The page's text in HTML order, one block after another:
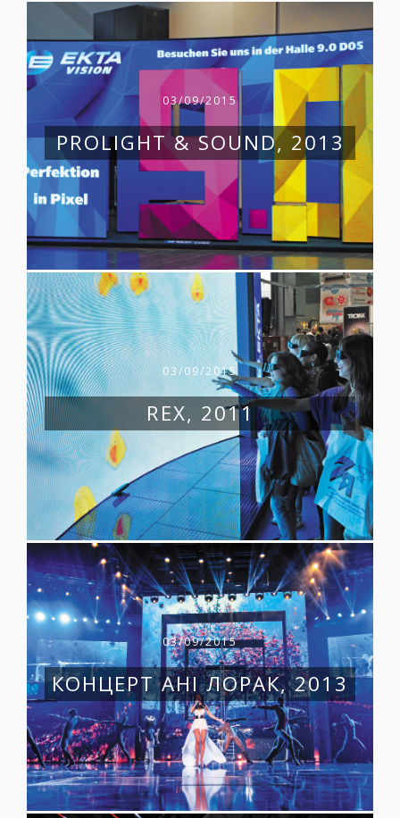
03/09/2015
PROLIGHT & SOUND, 2013
03/09/2015
RЕХ, 2011
03/09/2015
КОНЦЕРТ АНІ ЛОРАК, 2013